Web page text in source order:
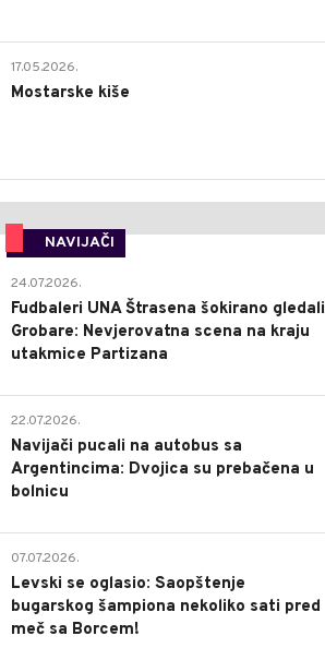
17.05.2026.
Mostarske kiše
NAVIJAČI
24.07.2026.
Fudbaleri UNA Štrasena šokirano gledali
Grobare: Nevjerovatna scena na kraju
utakmice Partizana
22.07.2026.
Navijači pucali na autobus sa
Argentincima: Dvojica su prebačena u
bolnicu
07.07.2026.
Levski se oglasio: Saopštenje
bugarskog šampiona nekoliko sati pred
meč sa Borcem!